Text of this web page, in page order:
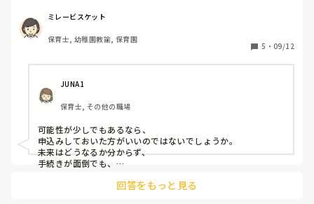
ってもらえません😭
それよりも上半期赤字だったことしか頭にないような方ばか
りです…😞
それまでが辛いです。今は運動会練習真っ只中。なのに12月
の1番大きな行事のことも今から考えていて、それに新しい
子が増えて指導していくなんて精神的にしんどすぎます…
どうしたらいいのかもうわかりません。
だ、まだ持ち家ではないため、引っ越すことになればおそら
く今の職場の市に少しだけ近づく予定です。
今の職場と同じ市で転職する可能性が少しでもあるなら、申
手続きがかなり面倒だと聞いて、
子どもが保育園に入ったのも一歳の9月からだし
3歳からは無料になるので
ミレービスケット
保育士, 幼稚園教諭, 保育園
5 ・ 09/12
JUNA1
保育士, その他の職場
可能性が少しでもあるなら、
申込みしておいた方がいいのではないでしょうか。
未来はどうなるか分からず、
手続きが面倒でも、
回答をもっと見る